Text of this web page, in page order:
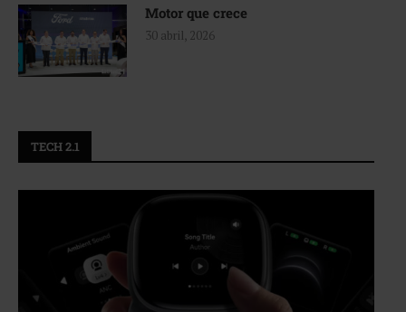
Motor que crece
30 abril, 2026
TECH 2.1